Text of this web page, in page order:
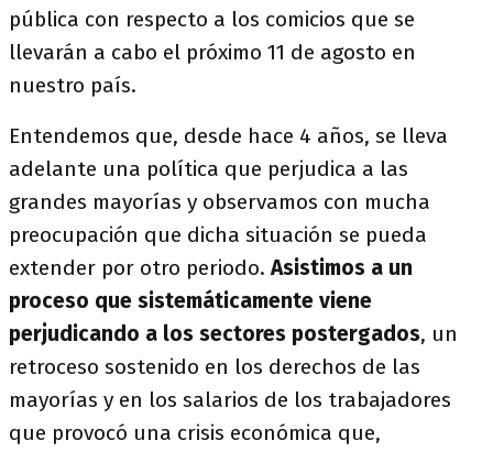
pública con respecto a los comicios que se
llevarán a cabo el próximo 11 de agosto en
nuestro país.
Entendemos que, desde hace 4 años, se lleva
adelante una política que perjudica a las
grandes mayorías y observamos con mucha
preocupación que dicha situación se pueda
extender por otro periodo.Asistimos a un
proceso que sistemáticamente viene
perjudicando a los sectores postergados, un
retroceso sostenido en los derechos de las
mayorías y en los salarios de los trabajadores
que provocó una crisis económica que,